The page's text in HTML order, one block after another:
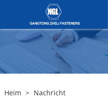
Heim > Nachricht